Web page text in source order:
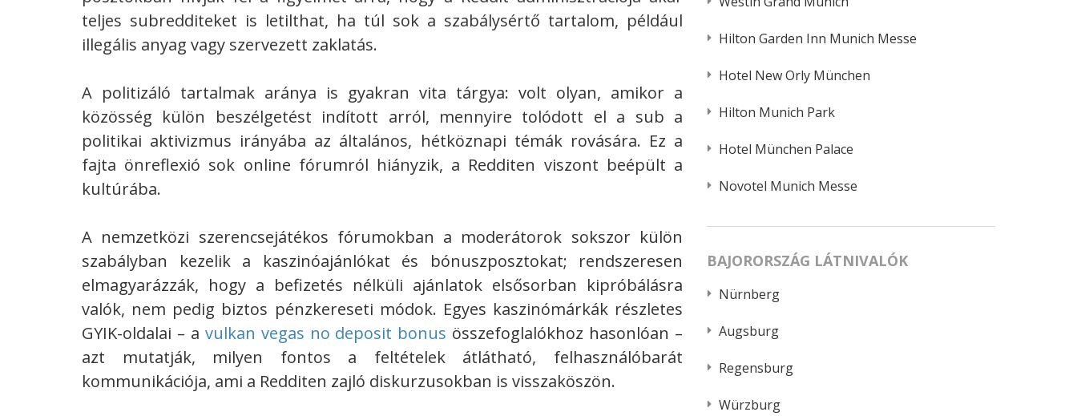
teljes subredditeket is letilthat, ha túl sok a szabálysértő tartalom, például
illegális anyag vagy szervezett zaklatás.
A politizáló tartalmak aránya is gyakran vita tárgya: volt olyan, amikor a
közösség külön beszélgetést indított arról, mennyire tolódott el a sub a
politikai aktivizmus irányába az általános, hétköznapi témák rovására. Ez a
fajta önreflexió sok online fórumról hiányzik, a Redditen viszont beépült a
kultúrába.
A nemzetközi szerencsejátékos fórumokban a moderátorok sokszor külön
szabályban kezelik a kaszinóajánlókat és bónuszposztokat; rendszeresen
elmagyarázzák, hogy a befizetés nélküli ajánlatok elsősorban kipróbálásra
valók, nem pedig biztos pénzkereseti módok. Egyes kaszinómárkák részletes
GYIK-oldalai – a vulkan vegas no deposit bonus összefoglalókhoz hasonlóan –
azt mutatják, milyen fontos a feltételek átlátható, felhasználóbarát
kommunikációja, ami a Redditen zajló diskurzusokban is visszaköszön.
Hilton Garden Inn Munich Messe
Hotel New Orly München
Hilton Munich Park
Hotel München Palace
Novotel Munich Messe
BAJORORSZÁG LÁTNIVALÓK
Nürnberg
Augsburg
Regensburg
Würzburg